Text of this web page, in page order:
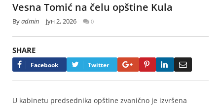
Vesna Tomić na čelu opštine Kula
Byadmin јун 2, 2026 0
SHARE
Facebook Twitter Google+PinterestLinkedIn
U kabinetu predsednika opštine zvanično je izvršena